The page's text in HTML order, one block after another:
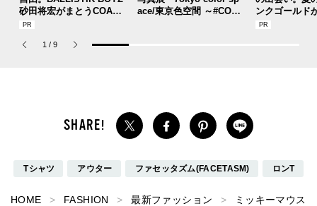
砂田将宏がまとうCOACH
の新作フレグランス「コ
パルファム」
ace/東京色空間 ～#COT7
ンクゴールド
SUMMER
1 / 9
Tシャツ アウター ファセッタズム(FACETASM) ロンT
HOME FASHION 最新ファッション
ミッキーマウス